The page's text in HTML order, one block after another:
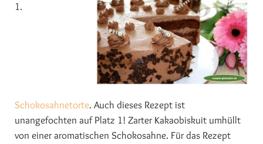
1.
Schokosahnetorte. Auch dieses Rezept ist
unangefochten auf Platz 1! Zarter Kakaobiskuit umhüllt
von einer aromatischen Schokosahne. Für das Rezept